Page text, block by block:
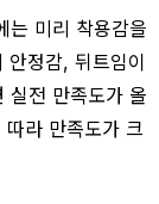
는 미리 착용감을
안정감, 뒤트임이
실전 만족도가 올
따라 만족도가 크